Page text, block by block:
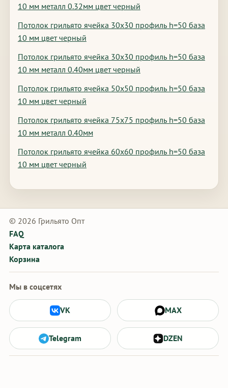
10 мм металл 0.32мм цвет черный
Потолок грильято ячейка 30х30 профиль h=50 база
10 мм цвет черный
Потолок грильято ячейка 30х30 профиль h=50 база
10 мм металл 0.40мм цвет черный
Потолок грильято ячейка 50х50 профиль h=50 база
10 мм цвет черный
Потолок грильято ячейка 75х75 профиль h=50 база
10 мм металл 0.40мм
Потолок грильято ячейка 60х60 профиль h=50 база
10 мм цвет черный
© 2026 Грильято Опт
FAQ
Карта каталога
Корзина
Мы в соцсетях
VK MAX
Telegram DZEN